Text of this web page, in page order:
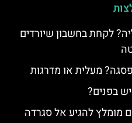
לקחת בחשבון שיורדים
מעלית או מדרגות
בפנים?
מומלץ להגיע אל סגרדה